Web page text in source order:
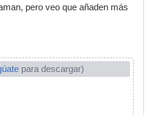
pero veo que añaden más
para descargar)